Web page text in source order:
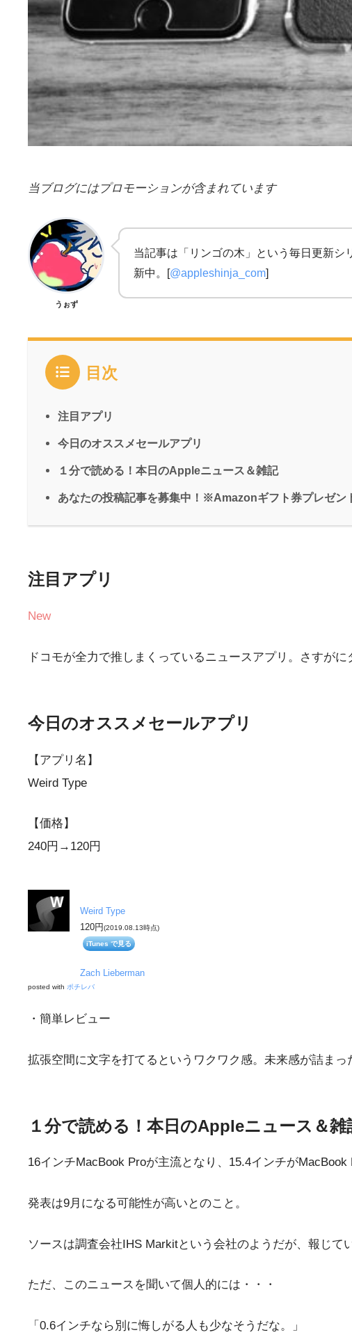
当ブログにはプロモーションが含まれています
うぉず
当記事は「リンゴの木」という毎日更新
新中。[@appleshinja_com]
目次
注目アプリ
今日のオススメセールアプリ
１分で読める！本日のAppleニュース＆雑記
あなたの投稿記事を募集中！※Amazonギフト券プレゼン
注目アプリ
New
ドコモが全力で推しまくっているニュースアプリ。さすが
今日のオススメセールアプリ
【アプリ名】
Weird Type
【価格】
240円→120円
Weird Type
120円(2019.08.13時点)
iTunes で見る
Zach Lieberman
posted with ポチレバ
・簡単レビュー
拡張空間に文字を打てるというワクワク感。未来感が詰まっ
１分で読める！本日のAppleニュース＆雑
16インチMacBook Proが主流となり、15.4インチが
発表は9月になる可能性が高いとのこと。
ソースは調査会社IHS Markitという会社のようだが、報じ
ただ、このニュースを聞いて個人的には・・・
「0.6インチなら別に悔しがる人も少なそうだな。」